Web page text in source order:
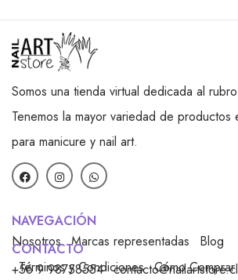
Somos una tienda virtual dedicada al
Tenemos la mayor variedad de productos
para manicure y nail art.
NAVEGACIÓN
Nosotros Marcas representadas
Blog
Términos y Condiciones Cómo Comprar
CONTACTO
+56 9 98758554 contacto@nailartstore.cl